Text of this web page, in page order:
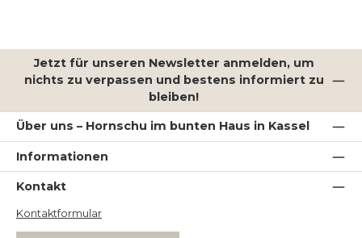
Jetzt für unseren Newsletter anmelden, um
nichts zu verpassen und bestens informiert zu
bleiben!
Über uns – Hornschu im bunten Haus in Kassel
Informationen
Kontakt
Kontaktformular